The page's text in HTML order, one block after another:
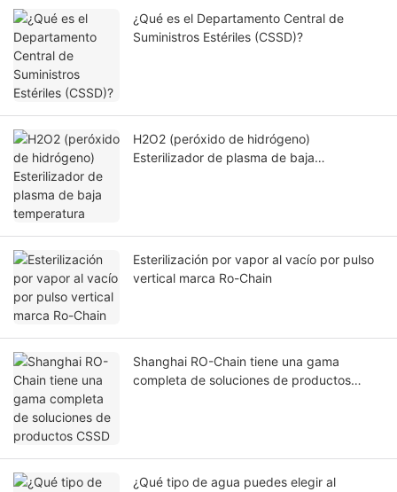
¿Qué es el Departamento Central de
Suministros Estériles (CSSD)?
H2O2 (peróxido de hidrógeno)
Esterilizador de plasma de baja
Esterilización por vapor al vacío por pulso
vertical marca Ro-Chain
Shanghai RO-Chain tiene una gama
completa de soluciones de productos
¿Qué tipo de agua puedes elegir al